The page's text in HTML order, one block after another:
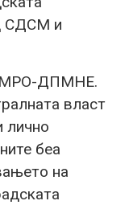
СДСМ и
ВМРО-ДПМНЕ.
власт
лично
беа
на